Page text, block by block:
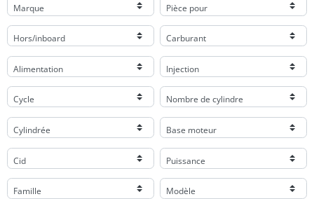
Marque Pièce pour
Hors/inboard Carburant
Alimentation Injection
Cycle Nombre de cylindre
Cylindrée Base moteur
Cid Puissance
Famille Modèle